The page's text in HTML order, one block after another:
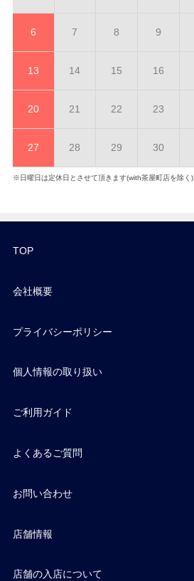
6 7 8 9
13 14 15 16
20 21 22 23
27 28 29 30
※日曜日は定休日とさせて頂きます(with茶屋町店を除く)
TOP
会社概要
プライバシーポリシー
個人情報の取り扱い
ご利用ガイド
よくあるご質問
お問い合わせ
店舗情報
店舗の入店について